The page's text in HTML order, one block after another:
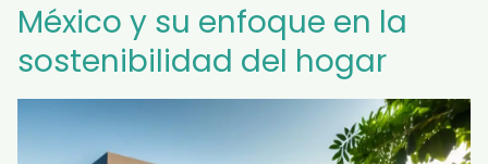
México y su enfoque en la
sostenibilidad del hogar